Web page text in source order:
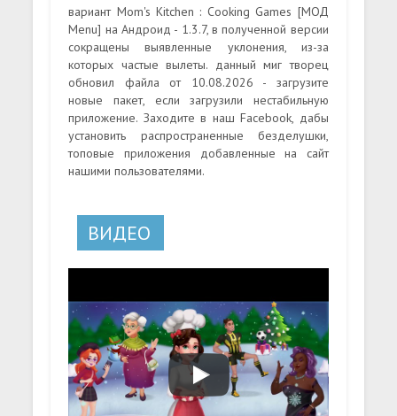
вариант Mom's Kitchen : Cooking Games [МОД
Menu] на Андроид - 1.3.7, в полученной версии
сокращены выявленные уклонения, из-за
которых частые вылеты. данный миг творец
обновил файла от 10.08.2026 - загрузите
новые пакет, если загрузили нестабильную
приложение. Заходите в наш Facebook, дабы
установить распространенные безделушки,
топовые приложения добавленные на сайт
нашими пользователями.
ВИДЕО